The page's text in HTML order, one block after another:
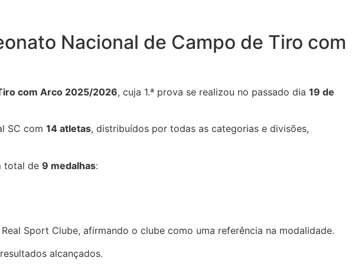
Nacional de Campo de Tiro com
com Arco 2025/2026, cuja 1.ª prova se realizou no passado dia 19 de
SC com 14 atletas, distribuídos por todas as categorias e divisões,
total de 9 medalhas:
Sport Clube, afirmando o clube como uma referência na modalidade.
alcançados.